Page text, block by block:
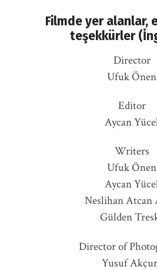
Filmde yer alanlar,
teşekkürler
Director
Ufuk Önen
Editor
Aycan
Writers
Ufuk Önen
Aycan
Neslihan Atcan
Gülden
Director of
Yusuf